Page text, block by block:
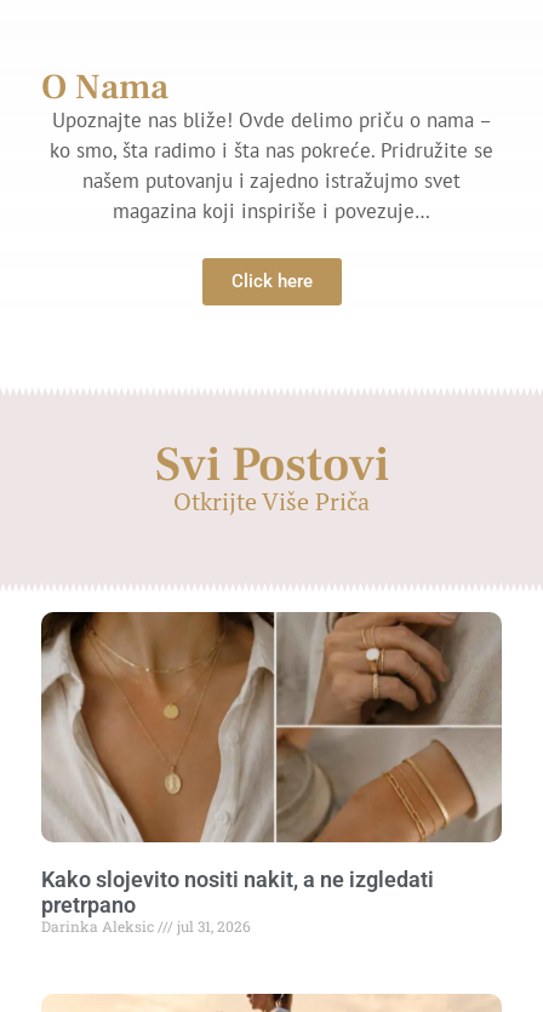
O Nama
Upoznajte nas bliže! Ovde delimo priču o nama –
ko smo, šta radimo i šta nas pokreće. Pridružite se
našem putovanju i zajedno istražujmo svet
magazina koji inspiriše i povezuje…
Click here
Svi Postovi
Otkrijte Više Priča
Kako slojevito nositi nakit, a ne izgledati
pretrpano
Darinka Aleksic jul 31, 2026